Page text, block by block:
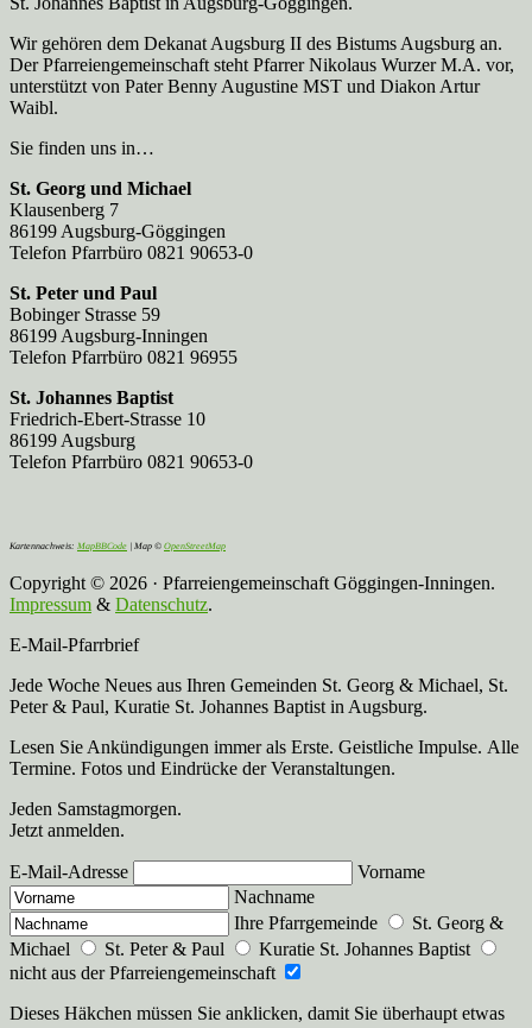
Wir gehören dem Dekanat Augsburg II des Bistums Augsburg an.
Der Pfarreien­gemeinschaft steht Pfarrer Nikolaus Wurzer M.A. vor,
unterstützt von Pater Benny Augustine MST und Diakon Artur
Waibl.
Sie finden uns in…
St. Georg und Michael
Klausenberg 7
86199 Augsburg-Göggingen
Telefon Pfarrbüro 0821 90653-0
St. Peter und Paul
Bobinger Strasse 59
86199 Augsburg-Inningen
Telefon Pfarrbüro 0821 96955
St. Johannes Baptist
Friedrich-Ebert-Strasse 10
86199 Augsburg
Telefon Pfarrbüro 0821 90653-0
Kartennachweis: MapBBCode | Map © OpenStreetMap
Copyright © 2026 · Pfarreiengemeinschaft Göggingen-Inningen.
Impressum & Datenschutz.
E-Mail-Pfarrbrief
Jede Woche Neues aus Ihren Gemeinden St. Georg & Michael, St.
Peter & Paul, Kuratie St. Johannes Baptist in Augsburg.
Lesen Sie Ankündigungen immer als Erste. Geistliche Impulse. Alle
Termine. Fotos und Eindrücke der Veranstaltungen.
Jeden Samstagmorgen.
Jetzt anmelden.
E-Mail-Adresse
Vorname
Nachname
Ihre Pfarrgemeinde
St. Georg &
Michael
St. Peter & Paul
Kuratie St. Johannes Baptist
nicht aus der Pfarreiengemeinschaft
Dieses Häkchen müssen Sie anklicken, damit Sie überhaupt etwas